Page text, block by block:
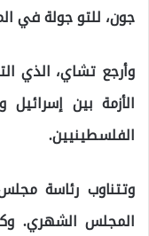
جون، للتو جولة في
وأرجع تشاي، الذي
الأزمة بين
الفلسطينيين.
المجلس الشهري.